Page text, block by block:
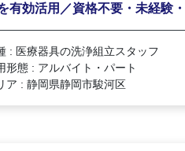
有効活用／資格不要・未経験
: 医療器具の洗浄組立スタッフ
形態 : アルバイト・パート
ア : 静岡県静岡市駿河区